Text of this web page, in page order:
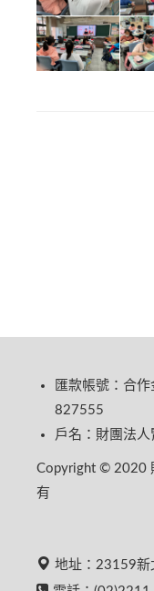
匯款帳號：合
827555
戶名：財團法
Copyright © 2020
有
地址：23159新